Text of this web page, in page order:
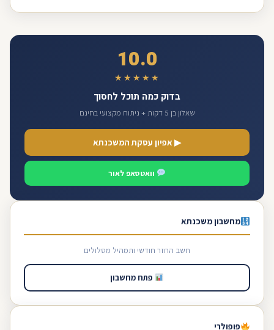
10.0
★★★★★
בדוק כמה תוכל לחסוך
שאלון בן 5 דקות + ניתוח מקצועי בחינם
▶ אפיון עסקת המשכנתא
וואטסאפ לאור
מחשבון משכנתא
חשב החזר חודשי ותמהיל מסלולים
פתח מחשבון
פופולרי